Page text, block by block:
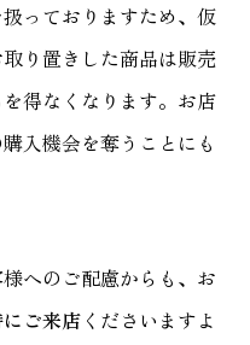
っておりますため、仮
り置きした商品は販売
得なくなります。お店
入機会を奪うことにも
へのご配慮からも、お
ご来店 くださいますよ